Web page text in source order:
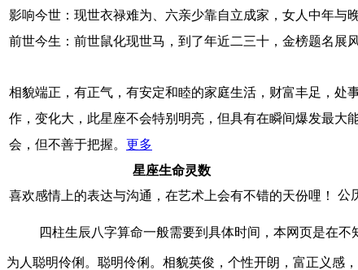
影响今世：现世衣禄难为、六亲少靠自立成家，女人中年与
前世今生：前世鼠化现世马，到了年近二三十，金榜题名展
相貌端正，有正气，有安定和睦的家庭生活，财富丰足，处
作，变化大，此星座不会特别明亮，但具有在瞬间爆发最大
会，但不善于把握。 更多
星座生命灵数
喜欢感情上的表达与沟通，在艺术上会有不错的天份哩！
公
四柱生辰八字算命一般需要到具体时间，本网页是在
为人聪明伶俐。聪明伶俐。相貌英俊，个性开朗，富正义感